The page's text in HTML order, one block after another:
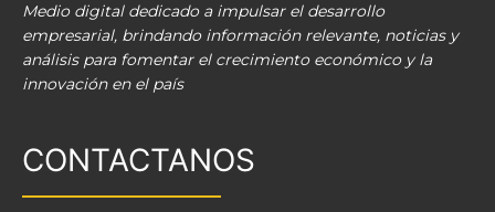
Medio digital dedicado a impulsar el desarrollo
empresarial, brindando información relevante, noticias y
análisis para fomentar el crecimiento económico y la
innovación en el país
CONTACTANOS